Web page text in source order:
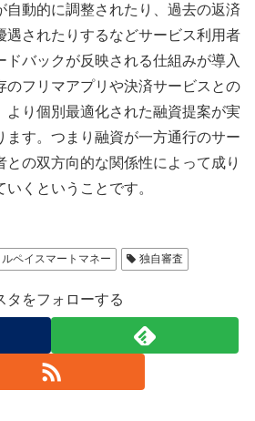
自動的に調整されたり、過去の返済
遇されたりするなどサービス利用者
ドバックが反映される仕組みが導入
のフリマアプリや決済サービスとの
より個別最適化された融資提案が実
ます。つまり融資が一方通行のサー
との双方向的な関係性によって成り
くということです。
ルペイスマートマネー 独自審査
タをフォローする